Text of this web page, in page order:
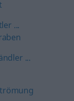
...
...